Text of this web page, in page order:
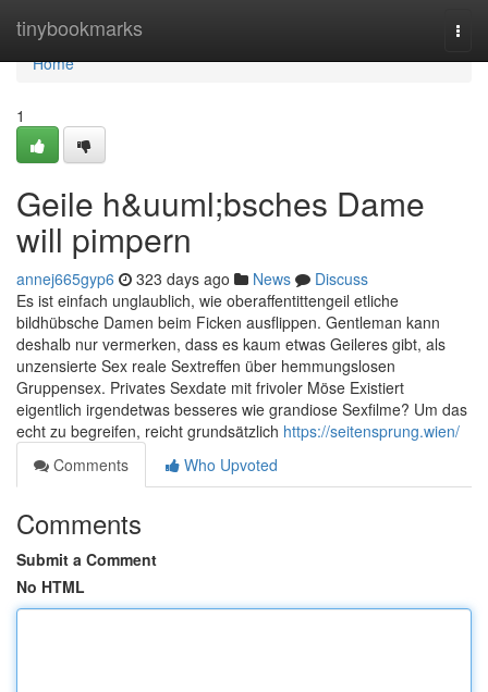
tinybookmarks
Home
Home
1
Geile h&uuml;bsches Dame
will pimpern
annej665gyp6 323 days ago News
Discuss
Es ist einfach unglaublich, wie oberaffentittengeil etliche
bildhübsche Damen beim Ficken ausflippen. Gentleman kann
deshalb nur vermerken, dass es kaum etwas Geileres gibt, als
unzensierte Sex reale Sextreffen über hemmungslosen
Gruppensex. Privates Sexdate mit frivoler Möse Existiert
eigentlich irgendetwas besseres wie grandiose Sexfilme? Um das
echt zu begreifen, reicht grundsätzlich https://seitensprung.wien/
Comments
Who Upvoted
Comments
Submit a Comment
No HTML